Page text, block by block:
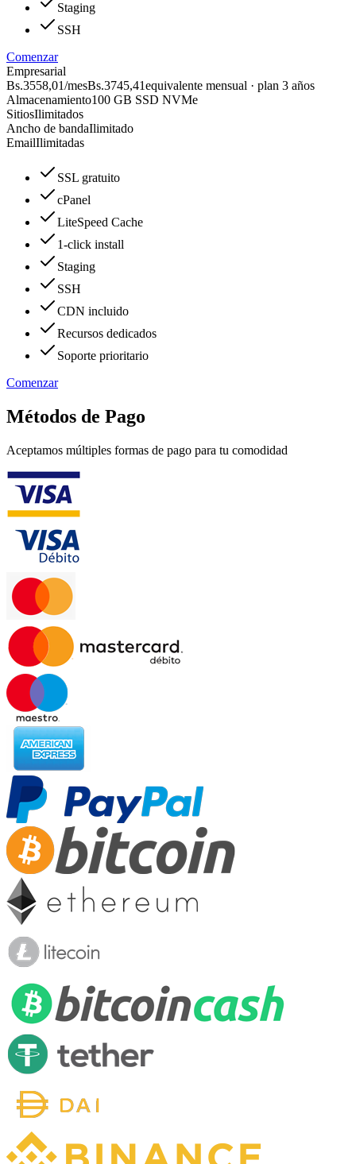
Staging
SSH
Comenzar
Empresarial
Bs.3558,01/mesBs.3745,41equivalente mensual · plan 3 años
Almacenamiento100 GB SSD NVMe
SitiosIlimitados
Ancho de bandaIlimitado
EmailIlimitadas
SSL gratuito
cPanel
LiteSpeed Cache
1-click install
Staging
SSH
CDN incluido
Recursos dedicados
Soporte prioritario
Comenzar
Métodos de Pago
Aceptamos múltiples formas de pago para tu comodidad